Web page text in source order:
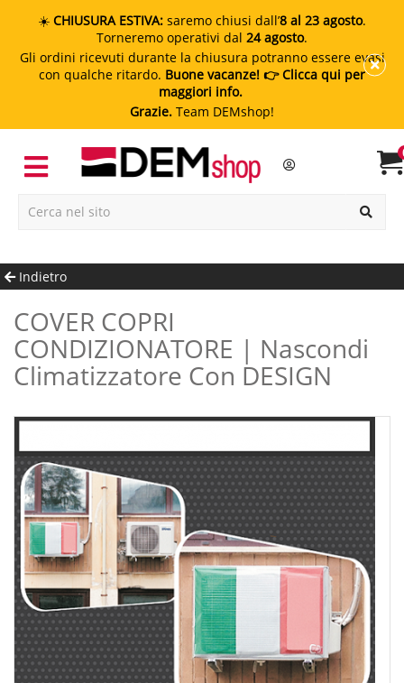
☀️ CHIUSURA ESTIVA: saremo chiusi dall’8 al 23 agosto.
Torneremo operativi dal 24 agosto.
Gli ordini ricevuti durante la chiusura potranno essere evasi
con qualche ritardo. Buone vacanze! 👉 Clicca qui per
maggiori info.
Grazie. Team DEMshop!
Indietro
COVER COPRI
CONDIZIONATORE | Nascondi
Climatizzatore Con DESIGN